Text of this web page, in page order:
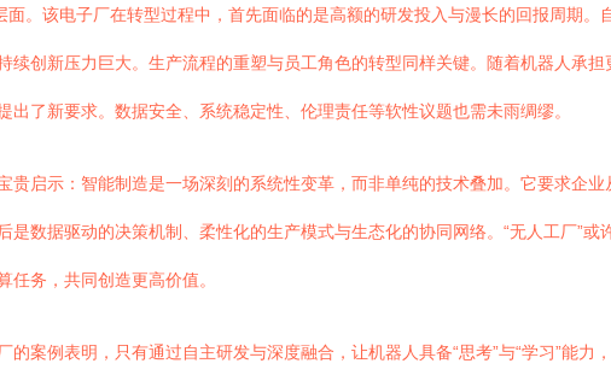
面。该电子厂在转型过程中，首先面临的是高额的研发投入与漫长的回报周期
续创新压力巨大。生产流程的重塑与员工角色的转型同样关键。随着机器人承
了新要求。数据安全、系统稳定性、伦理责任等软性议题也需未雨绸缪。
贵启示：智能制造是一场深刻的系统性变革，而非单纯的技术叠加。它要求企
是数据驱动的决策机制、柔性化的生产模式与生态化的协同网络。“无人工厂”
务，共同创造更高价值。
案例表明，只有通过自主研发与深度融合，让机器人具备“思考”与“学习”能